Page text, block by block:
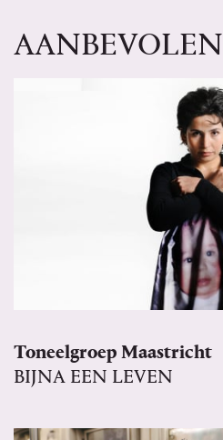
AANBEVOLEN
Toneelgroep Maastricht
BIJNA EEN LEVEN